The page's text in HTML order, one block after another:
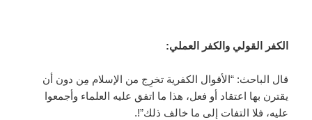
الكفر القولي والكفر العملي:
قال الباحث: “الأقوال الكفرية تخرِج من الإسلام مِن دون أن
يقترن بها اعتقاد أو فعل، هذا ما اتفق عليه العلماء وأجمعوا
عليه، فلا التفات إلى ما خالف ذلك”!.